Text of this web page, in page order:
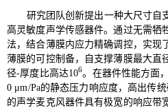
研究团队创新提出一种大尺寸自
高灵敏度声学传感器件。通过无需牺
法，结合薄膜内应力精确调控，实现
薄膜的可控制备，自支撑薄膜最大直
径-厚度比高达106。在器件性能方面
0 μm/Pa的静态压力响应度，高出传
的声学麦克风器件具有极宽的响应带